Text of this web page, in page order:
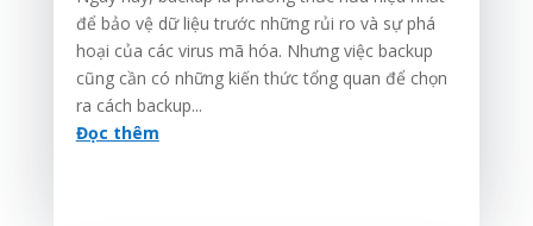
để bảo vệ dữ liệu trước những rủi ro và sự phá
hoại của các virus mã hóa. Nhưng việc backup
cũng cần có những kiến thức tổng quan để chọn
ra cách backup...
Đọc thêm